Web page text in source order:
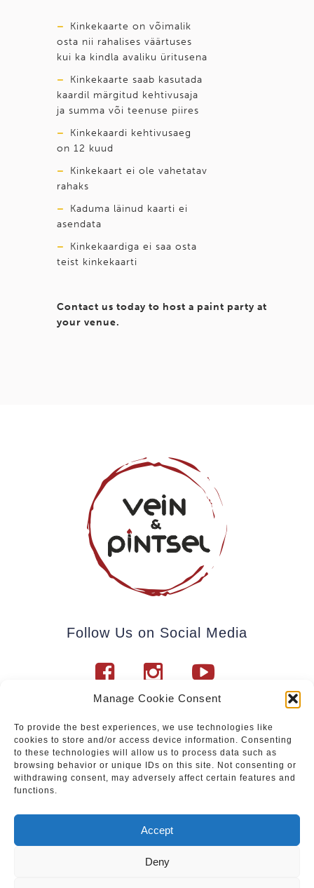
Manage Cookie Consent
To provide the best experiences, we use technologies like
cookies to store and/or access device information. Consenting
to these technologies will allow us to process data such as
browsing behavior or unique IDs on this site. Not consenting or
withdrawing consent, may adversely affect certain features and
functions.
Accept
Deny
– Kinkekaarte on võimalik
osta nii rahalises väärtuses
kui ka kindla avaliku üritusena
– Kinkekaarte saab kasutada
kaardil märgitud kehtivusaja
ja summa või teenuse piires
– Kinkekaardi kehtivusaeg
on 12 kuud
– Kinkekaart ei ole vahetatav
rahaks
– Kaduma läinud kaarti ei
asendata
– Kinkekaardiga ei saa osta
teist kinkekaarti
Contact us today to host a paint party at
your venue.
Follow Us on Social Media
Subscribe to our newsletter.